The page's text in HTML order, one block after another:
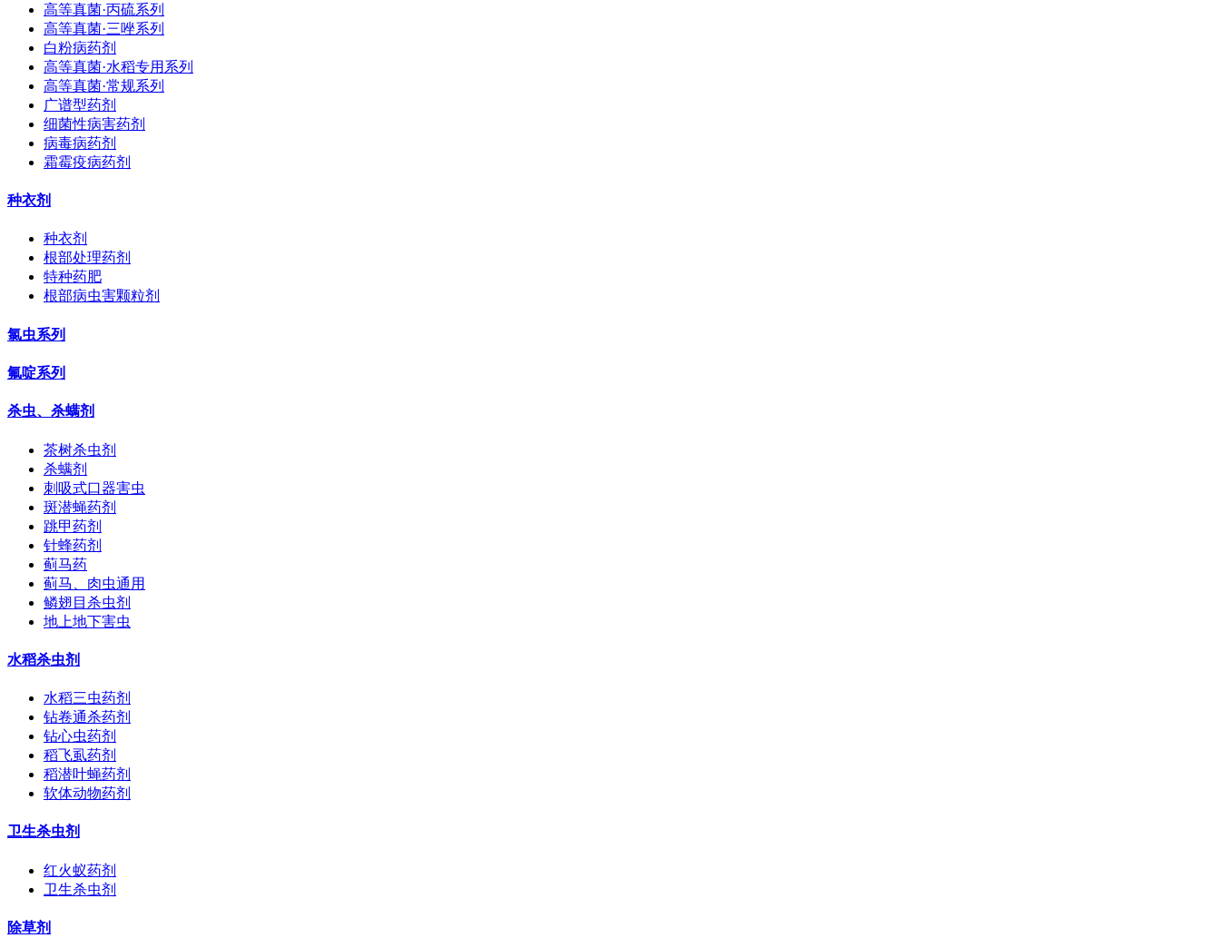
高等真菌·丙硫系列
高等真菌·三唑系列
白粉病药剂
高等真菌·水稻专用系列
高等真菌·常规系列
广谱型药剂
细菌性病害药剂
病毒病药剂
霜霉疫病药剂
种衣剂
种衣剂
根部处理药剂
特种药肥
根部病虫害颗粒剂
氯虫系列
氟啶系列
杀虫、杀螨剂
茶树杀虫剂
杀螨剂
刺吸式口器害虫
斑潜蝇药剂
跳甲药剂
针蜂药剂
蓟马药
蓟马、肉虫通用
鳞翅目杀虫剂
地上地下害虫
水稻杀虫剂
水稻三虫药剂
钻卷通杀药剂
钻心虫药剂
稻飞虱药剂
稻潜叶蝇药剂
软体动物药剂
卫生杀虫剂
红火蚁药剂
卫生杀虫剂
除草剂